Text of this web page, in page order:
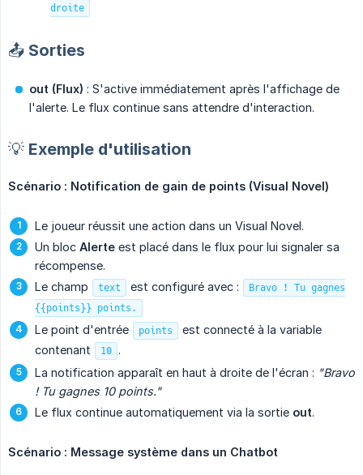
droite
📤 Sorties
out (Flux) : S'active immédiatement après l'affichage de
l'alerte. Le flux continue sans attendre d'interaction.
💡 Exemple d'utilisation
Scénario : Notification de gain de points (Visual Novel)
Le joueur réussit une action dans un Visual Novel.
Un bloc Alerte est placé dans le flux pour lui signaler sa
récompense.
Le champ
text est configuré avec :
Bravo ! Tu gagnes
{{points}} points.
Le point d'entrée points
est connecté à la variable
contenant
10 .
La notification apparaît en haut à droite de l'écran : "Bravo
! Tu gagnes 10 points."
Le flux continue automatiquement via la sortie out.
Scénario : Message système dans un Chatbot